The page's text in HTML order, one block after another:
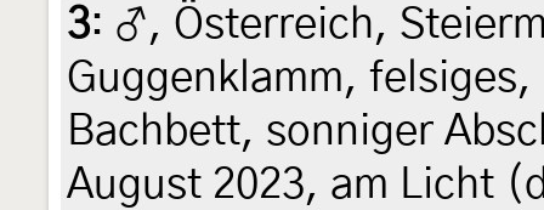
3: ♂, Österreich,
Guggenklamm,
Bachbett, sonniger
August 2023, am Licht